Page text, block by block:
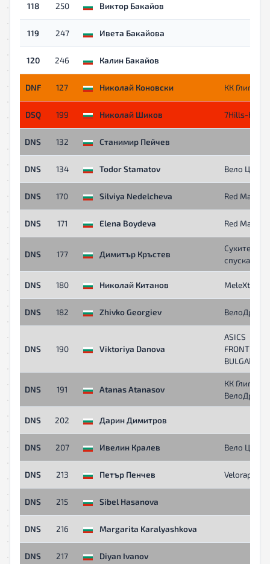
118 250 Виктор Бакайов
119 247 Ивета Бакайова
120 246 Калин Бакайов
DNF 127 Николай Коновски КК Глиган
DSQ 199 Николай Шиков 7Hills-E bike
DNS 132 Станимир Пейчев
DNS 134 Todor Stamatov Вело
DNS 170 Silviya Nedelcheva Red Mamba
DNS 171 Elena Boydeva Red Mamba
DNS 177 Димитър Кръстев
Сухите
спускачи
DNS 180 Николай Китанов MeleXtreme
DNS 182 Zhivko Georgiev ВелоДрЪво
DNS 190 Viktoriya Danova
ASICS
BULGARIA
DNS 191 Atanas Atanasov
КК Глиган +
ВелоДрЪво
DNS 202 Дарин Димитров
DNS 207 Ивелин Кралев Вело
DNS 213 Петър Пенчев Veloraptor
DNS 215 Sibel Hasanova
DNS 216 Margarita Karalyashkova
DNS 217 Diyan Ivanov